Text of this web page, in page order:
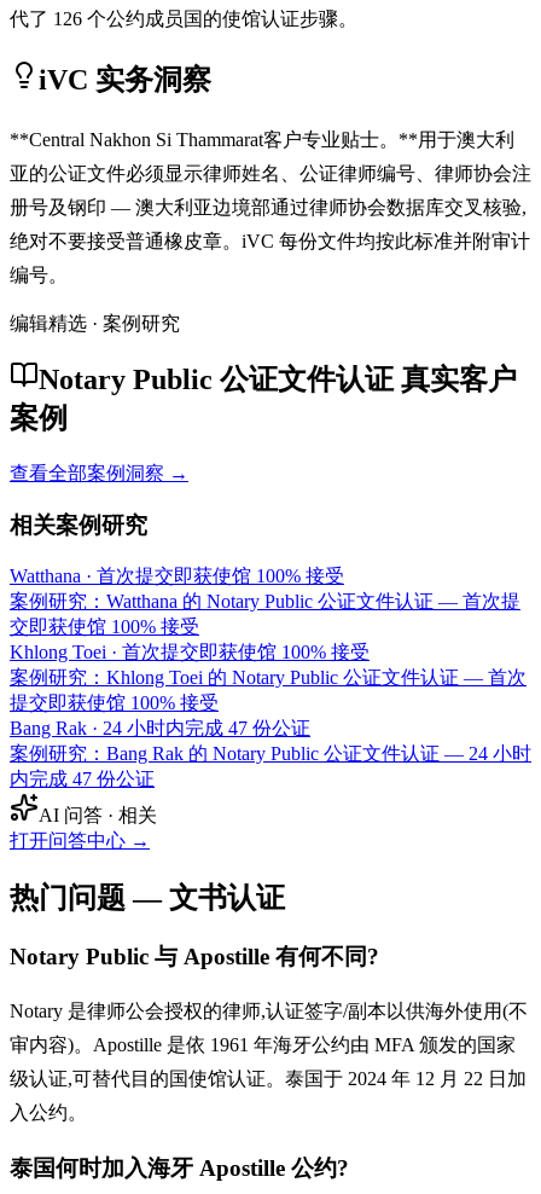
代了 126 个公约成员国的使馆认证步骤。
iVC 实务洞察
**Central Nakhon Si Thammarat客户专业贴士。**用于澳大利
亚的公证文件必须显示律师姓名、公证律师编号、律师协会注
册号及钢印 — 澳大利亚边境部通过律师协会数据库交叉核验,
绝对不要接受普通橡皮章。iVC 每份文件均按此标准并附审计
编号。
编辑精选 · 案例研究
Notary Public 公证文件认证 真实客户
案例
查看全部案例洞察 →
相关案例研究
Watthana · 首次提交即获使馆 100% 接受
案例研究：Watthana 的 Notary Public 公证文件认证 — 首次提
交即获使馆 100% 接受
Khlong Toei · 首次提交即获使馆 100% 接受
案例研究：Khlong Toei 的 Notary Public 公证文件认证 — 首次
提交即获使馆 100% 接受
Bang Rak · 24 小时内完成 47 份公证
案例研究：Bang Rak 的 Notary Public 公证文件认证 — 24 小时
内完成 47 份公证
AI 问答 · 相关
打开问答中心 →
热门问题 — 文书认证
Notary Public 与 Apostille 有何不同?
Notary 是律师公会授权的律师,认证签字/副本以供海外使用(不
审内容)。Apostille 是依 1961 年海牙公约由 MFA 颁发的国家
级认证,可替代目的国使馆认证。泰国于 2024 年 12 月 22 日加
入公约。
泰国何时加入海牙 Apostille 公约?